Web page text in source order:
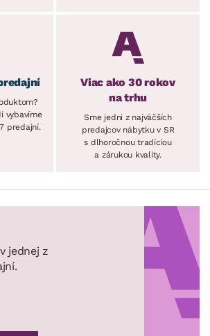
vybavíme
predajní.
Viac ako 30 rokov
na trhu
Sme jedni z najväčších
predajcov nábytku v SR
s dlhoročnou tradíciou
a zárukou kvality.
jednej z